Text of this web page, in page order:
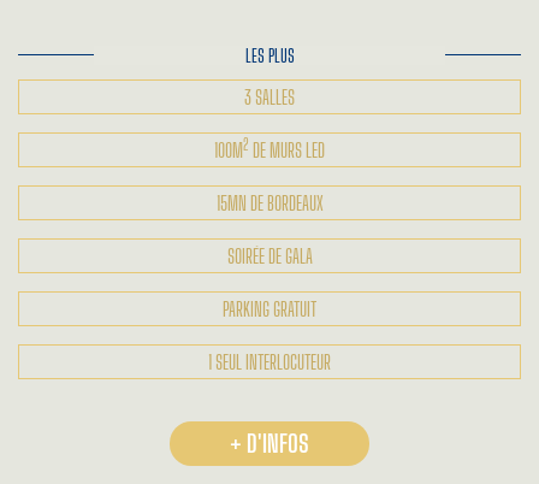
LES PLUS
3 SALLES
100M2 DE MURS LED
15MN DE BORDEAUX
SOIRÉE DE GALA
PARKING GRATUIT
1 SEUL INTERLOCUTEUR
+ D'INFOS